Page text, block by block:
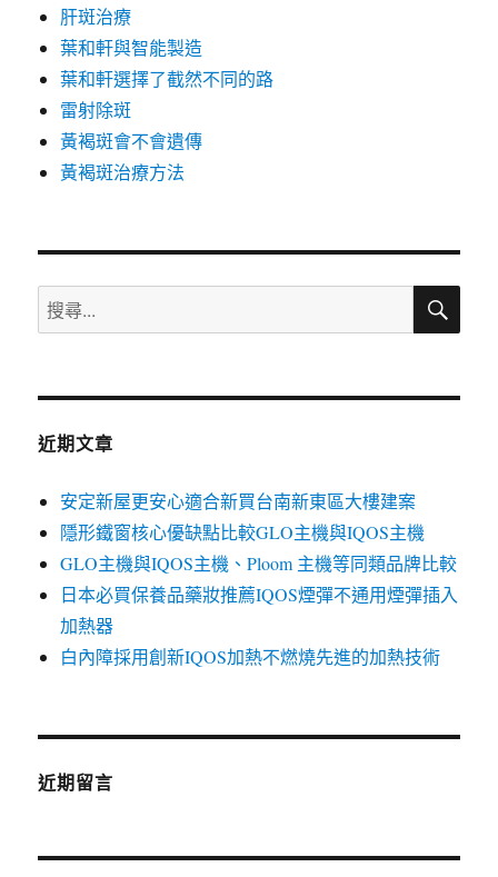
肝斑治療
葉和軒與智能製造
葉和軒選擇了截然不同的路
雷射除斑
黃褐斑會不會遺傳
黃褐斑治療方法
搜
尋
鍵
搜
近期文章
安定新屋更安心適合新買台南新東區大樓建案
隱形鐵窗核心優缺點比較GLO主機與IQOS主機
GLO主機與IQOS主機、Ploom 主機等同類品牌比較
日本必買保養品藥妝推薦IQOS煙彈不通用煙彈插入
加熱器
白內障採用創新IQOS加熱不燃燒先進的加熱技術
近期留言